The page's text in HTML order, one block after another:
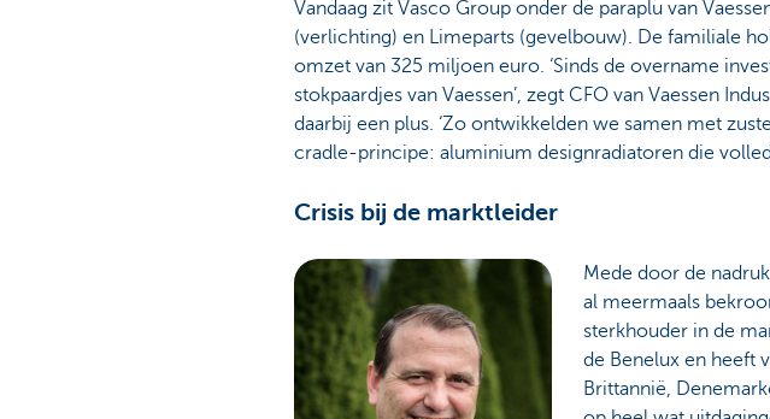
Vandaag zit Vasco Group onder de paraplu van
(verlichting) en Limeparts (gevelbouw). De familiale
omzet van 325 miljoen euro. ‘Sinds de overname
stokpaardjes van Vaessen’, zegt CFO van Vaessen
daarbij een plus. ‘Zo ontwikkelden we samen met
cradle-principe: aluminium designradiatoren die
Crisis bij de marktleider
Mede door de
al meermaals
sterkhouder in de
de Benelux en heeft
Brittannië,